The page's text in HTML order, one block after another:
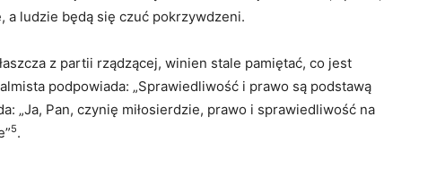
ludzie będą się czuć pokrzywdzeni.
z partii rządzącej, winien stale pamiętać, co jest
podpowiada: „Sprawiedliwość i prawo są podstawą
„Ja, Pan, czynię miłosierdzie, prawo i sprawiedliwość na
5.